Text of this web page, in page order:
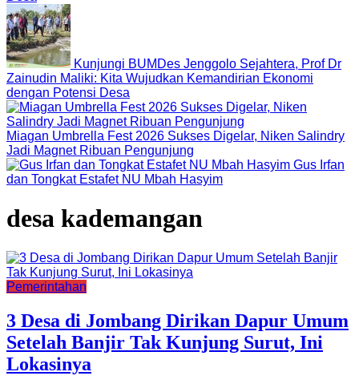
Kunjungi BUMDes Jenggolo Sejahtera, Prof Dr
Zainudin Maliki: Kita Wujudkan Kemandirian Ekonomi
dengan Potensi Desa
Miagan Umbrella Fest 2026 Sukses Digelar, Niken Salindry
Jadi Magnet Ribuan Pengunjung
Gus Irfan
dan Tongkat Estafet NU Mbah Hasyim
desa kademangan
Pemerintahan
3 Desa di Jombang Dirikan Dapur Umum
Setelah Banjir Tak Kunjung Surut, Ini
Lokasinya